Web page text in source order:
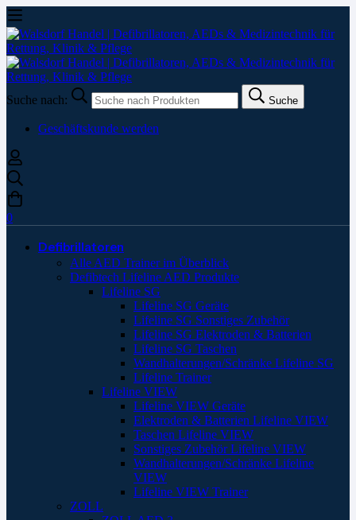
Suche nach: Suche
Geschäftskunde werden
0
Defibrillatoren
Alle AED Trainer im Überblick
Defibtech Lifeline AED Produkte
Lifeline SG
Lifeline SG Geräte
Lifeline SG Sonstiges Zubehör
Lifeline SG Elektroden & Batterien
Lifeline SG Taschen
Wandhalterungen/Schränke Lifeline SG
Lifeline Trainer
Lifeline VIEW
Lifeline VIEW Geräte
Elektroden & Batterien Lifeline VIEW
Taschen Lifeline VIEW
Sonstiges Zubehör Lifeline VIEW
Wandhalterungen/Schränke Lifeline
VIEW
Lifeline VIEW Trainer
ZOLL